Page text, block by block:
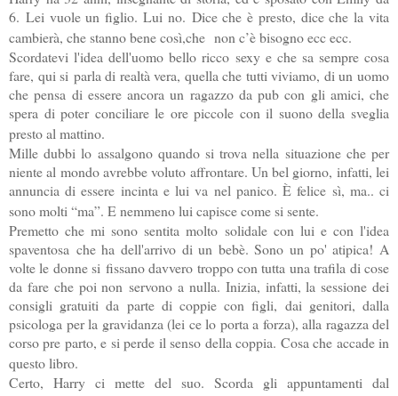
6. Lei vuole un figlio. Lui no. Dice che è presto, dice che la vita
cambierà, che stanno bene così,che non c’è bisogno ecc ecc.
Scordatevi l'idea dell'uomo bello ricco sexy e che sa sempre cosa
fare, qui si parla di realtà vera, quella che tutti viviamo, di un uomo
che pensa di essere ancora un ragazzo da pub con gli amici, che
spera di poter conciliare le ore piccole con il suono della sveglia
presto al mattino.
Mille dubbi lo assalgono quando si trova nella situazione che per
niente al mondo avrebbe voluto affrontare. Un bel giorno, infatti, lei
annuncia di essere incinta e lui va nel panico. È felice sì, ma.. ci
sono molti “ma”. E nemmeno lui capisce come si sente.
Premetto che mi sono sentita molto solidale con lui e con l'idea
spaventosa che ha dell'arrivo di un bebè. Sono un po' atipica! A
volte le donne si fissano davvero troppo con tutta una trafila di cose
da fare che poi non servono a nulla. Inizia, infatti, la sessione dei
consigli gratuiti da parte di coppie con figli, dai genitori, dalla
psicologa per la gravidanza (lei ce lo porta a forza), alla ragazza del
corso pre parto, e si perde il senso della coppia. Cosa che accade in
questo libro.
Certo, Harry ci mette del suo. Scorda gli appuntamenti dal